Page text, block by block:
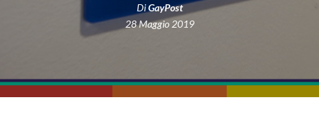
DiGayPost
28 Maggio 2019